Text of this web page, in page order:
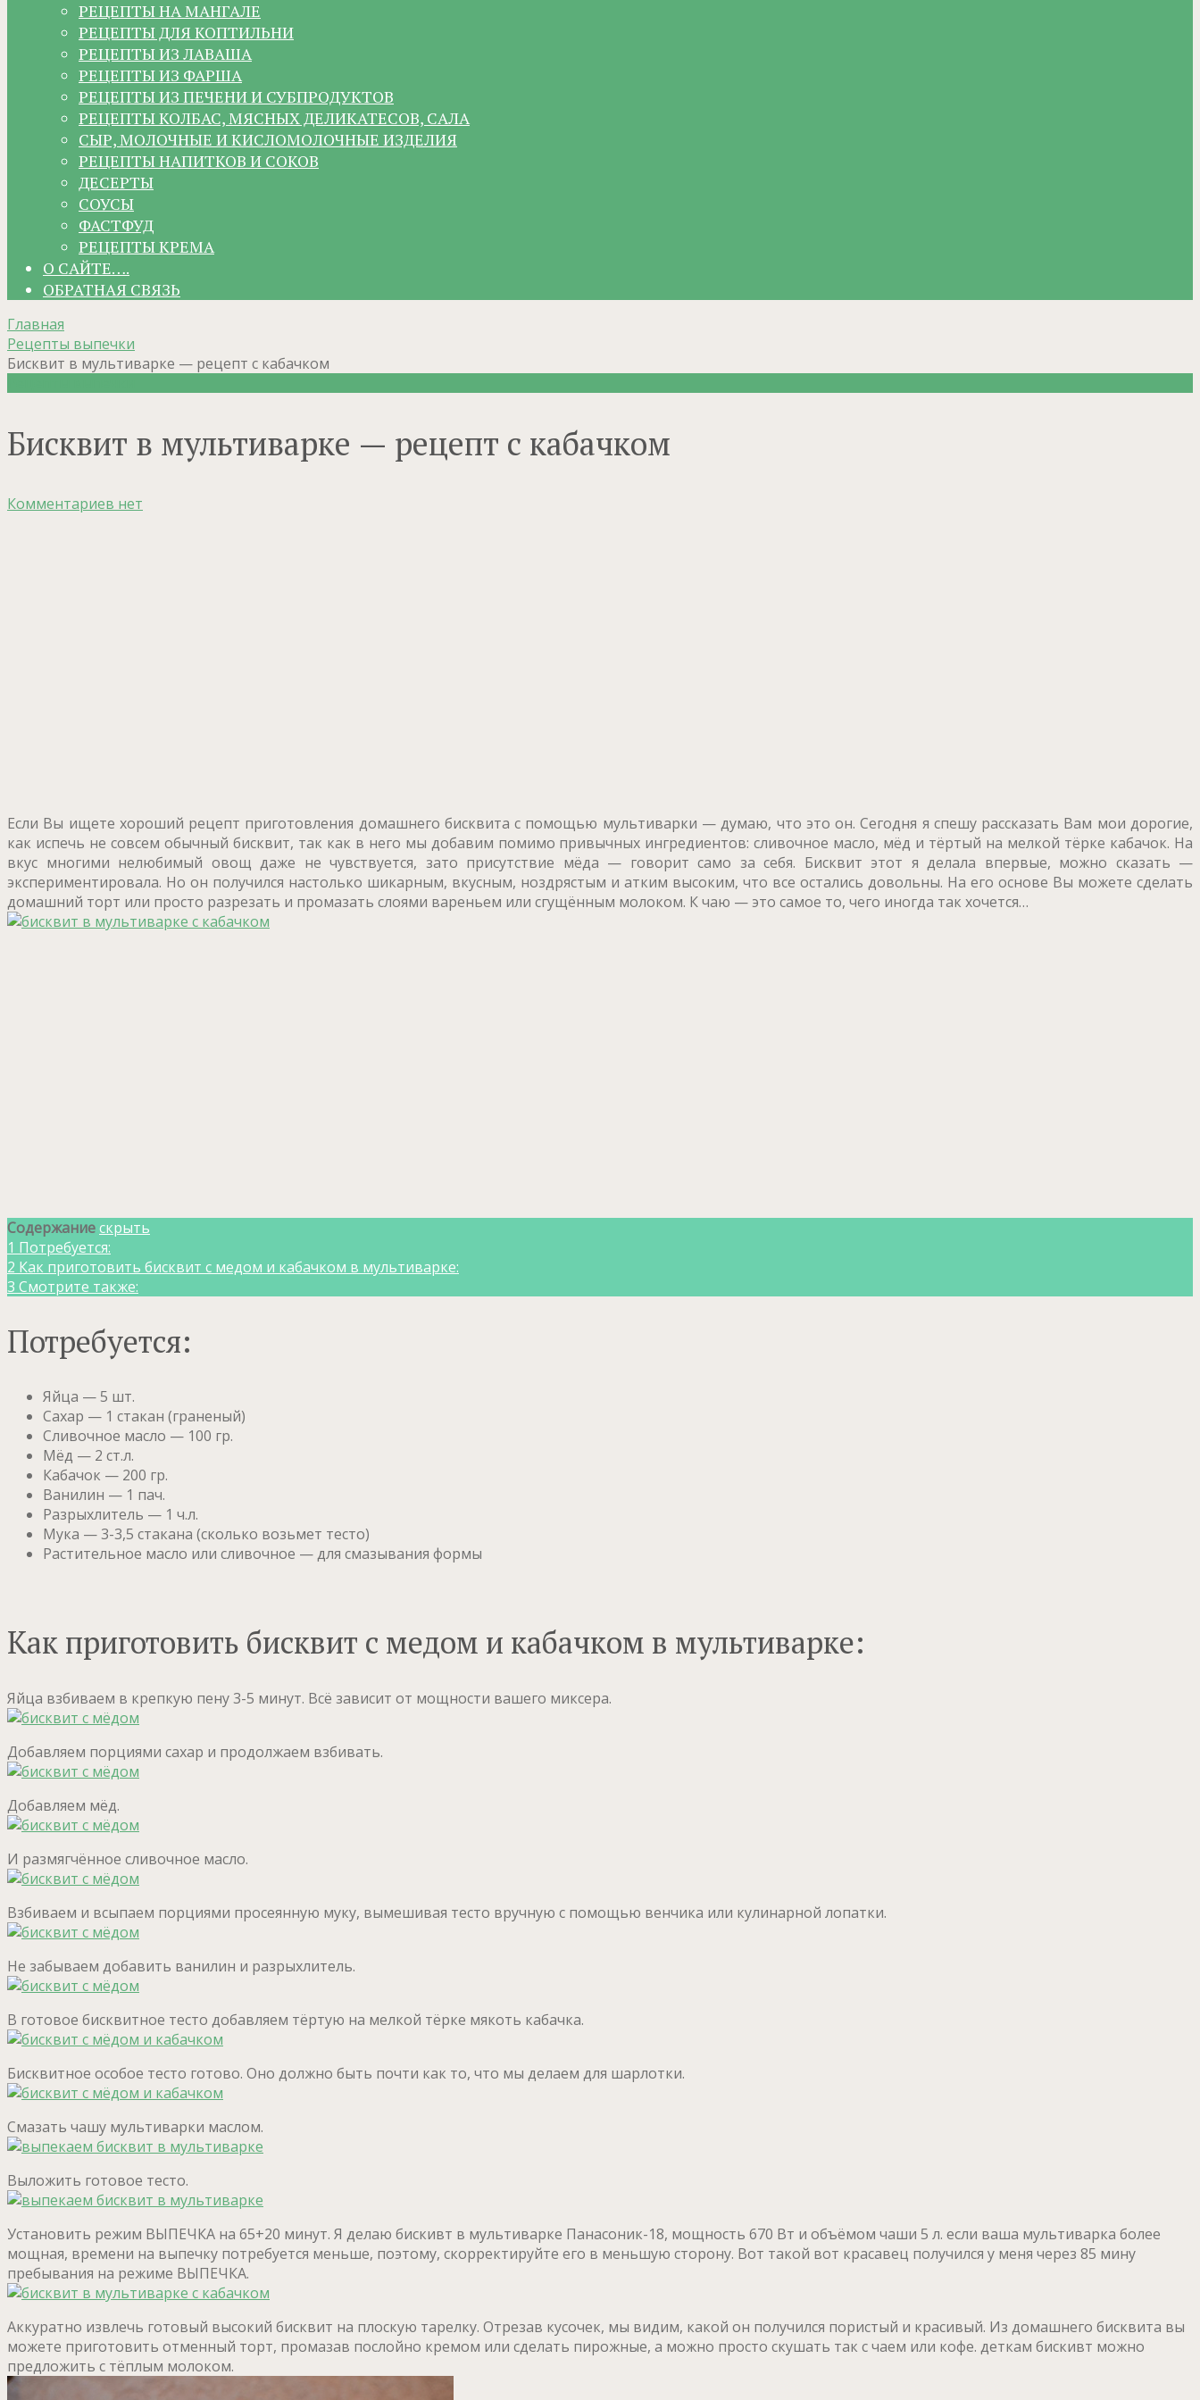
РЕЦЕПТЫ НА МАНГАЛЕ
РЕЦЕПТЫ ДЛЯ КОПТИЛЬНИ
РЕЦЕПТЫ ИЗ ЛАВАША
РЕЦЕПТЫ ИЗ ФАРША
РЕЦЕПТЫ ИЗ ПЕЧЕНИ И СУБПРОДУКТОВ
РЕЦЕПТЫ КОЛБАС, МЯСНЫХ ДЕЛИКАТЕСОВ, САЛА
СЫР, МОЛОЧНЫЕ И КИСЛОМОЛОЧНЫЕ ИЗДЕЛИЯ
РЕЦЕПТЫ НАПИТКОВ И СОКОВ
ДЕСЕРТЫ
СОУСЫ
ФАСТФУД
РЕЦЕПТЫ КРЕМА
О САЙТЕ….
ОБРАТНАЯ СВЯЗЬ
Главная
Рецепты выпечки
Бисквит в мультиварке — рецепт с кабачком
Бисквит в мультиварке — рецепт с кабачком
Комментариев нет
Если Вы ищете хороший рецепт приготовления домашнего бисквита с помощью мультиварки — думаю, что это он. Сегодня я спешу рассказать Вам мои дорогие,
как испечь не совсем обычный бисквит, так как в него мы добавим помимо привычных ингредиентов: сливочное масло, мёд и тёртый на мелкой тёрке кабачок. На
вкус многими нелюбимый овощ даже не чувствуется, зато присутствие мёда — говорит само за себя. Бисквит этот я делала впервые, можно сказать —
экспериментировала. Но он получился настолько шикарным, вкусным, ноздрястым и атким высоким, что все остались довольны. На его основе Вы можете сделать
домашний торт или просто разрезать и промазать слоями вареньем или сгущённым молоком. К чаю — это самое то, чего иногда так хочется…
Содержаниескрыть
1 Потребуется:
2 Как приготовить бисквит с медом и кабачком в мультиварке:
3 Смотрите также:
Потребуется:
Яйца — 5 шт.
Сахар — 1 стакан (граненый)
Сливочное масло — 100 гр.
Мёд — 2 ст.л.
Кабачок — 200 гр.
Ванилин — 1 пач.
Разрыхлитель — 1 ч.л.
Мука — 3-3,5 стакана (сколько возьмет тесто)
Растительное масло или сливочное — для смазывания формы
Как приготовить бисквит с медом и кабачком в мультиварке:
Яйца взбиваем в крепкую пену 3-5 минут. Всё зависит от мощности вашего миксера.
Добавляем порциями сахар и продолжаем взбивать.
Добавляем мёд.
И размягчённое сливочное масло.
Взбиваем и всыпаем порциями просеянную муку, вымешивая тесто вручную с помощью венчика или кулинарной лопатки.
Не забываем добавить ванилин и разрыхлитель.
В готовое бисквитное тесто добавляем тёртую на мелкой тёрке мякоть кабачка.
Бисквитное особое тесто готово. Оно должно быть почти как то, что мы делаем для шарлотки.
Смазать чашу мультиварки маслом.
Выложить готовое тесто.
Установить режим ВЫПЕЧКА на 65+20 минут. Я делаю бискивт в мультиварке Панасоник-18, мощность 670 Вт и объёмом чаши 5 л. если ваша мультиварка более
мощная, времени на выпечку потребуется меньше, поэтому, скорректируйте его в меньшую сторону. Вот такой вот красавец получился у меня через 85 мину
пребывания на режиме ВЫПЕЧКА.
Аккуратно извлечь готовый высокий бисквит на плоскую тарелку. Отрезав кусочек, мы видим, какой он получился пористый и красивый. Из домашнего бисквита вы
можете приготовить отменный торт, промазав послойно кремом или сделать пирожные, а можно просто скушать так с чаем или кофе. деткам бискивт можно
предложить с тёплым молоком.